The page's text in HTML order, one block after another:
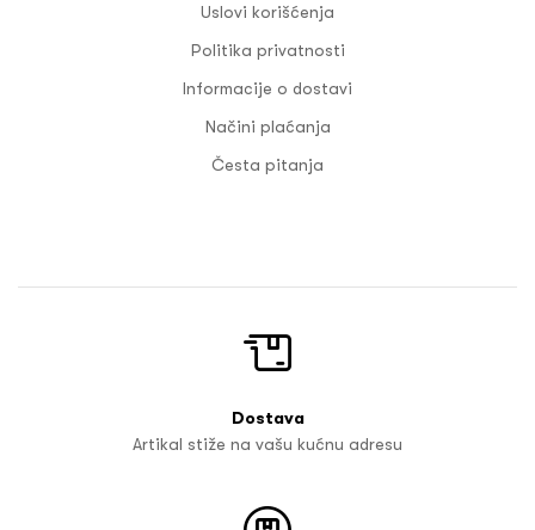
Uslovi korišćenja
Politika privatnosti
Informacije o dostavi
Načini plaćanja
Česta pitanja
Dostava
Artikal stiže na vašu kućnu adresu